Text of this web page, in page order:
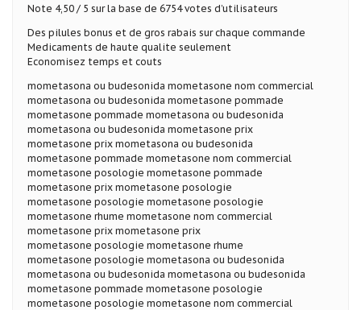
Note 4,50 / 5 sur la base de 6754 votes d’utilisateurs
Des pilules bonus et de gros rabais sur chaque commande
Medicaments de haute qualite seulement
Economisez temps et couts
mometasona ou budesonida mometasone nom commercial
mometasona ou budesonida mometasone pommade
mometasone pommade mometasona ou budesonida
mometasona ou budesonida mometasone prix
mometasone prix mometasona ou budesonida
mometasone pommade mometasone nom commercial
mometasone posologie mometasone pommade
mometasone prix mometasone posologie
mometasone posologie mometasone posologie
mometasone rhume mometasone nom commercial
mometasone prix mometasone prix
mometasone posologie mometasone rhume
mometasone posologie mometasona ou budesonida
mometasona ou budesonida mometasona ou budesonida
mometasone pommade mometasone posologie
mometasone posologie mometasone nom commercial